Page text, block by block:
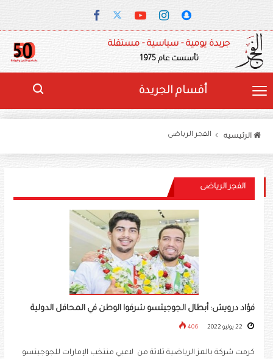
جريدة يومية - سياسية - مستقلة
تأسست عام 1975
أقسام الجريدة
الرئيسيه الفجر الرياضى
الفجر الرياضى
فؤاد درويش: أبطال الجوجيتسو شرفوا الوطن في المحافل الدولية
406
كرمت شركة بالمز الرياضية ثلاثة من لاعبي منتخب الإمارات للجوجيتسو